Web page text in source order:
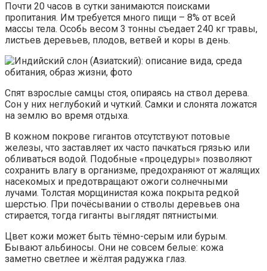
Почти 20 часов в сутки занимаются поисками
пропитания. Им требуется много пищи – 8% от всей
массы тела. Особь весом 3 тонны съедает 240 кг травы,
листьев деревьев, плодов, ветвей и коры в день.
Спят взрослые самцы стоя, опираясь на ствол дерева.
Сон у них неглубокий и чуткий. Самки и слонята ложатся
на землю во время отдыха.
В кожном покрове гигантов отсутствуют потовые
железы, что заставляет их часто пачкаться грязью или
обливаться водой. Подобные «процедуры» позволяют
сохранить влагу в организме, предохраняют от жалящих
насекомых и предотвращают ожоги солнечными
лучами. Толстая морщинистая кожа покрыта редкой
шерстью. При почёсывании о стволы деревьев она
стирается, тогда гиганты выглядят пятнистыми.
Цвет кожи может быть тёмно-серым или бурым.
Бывают альбиносы. Они не совсем белые: кожа
заметно светлее и жёлтая радужка глаз.